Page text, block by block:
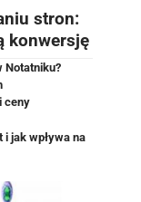
stron:
konwersję
Notatniku?
ceny
i jak wpływa na